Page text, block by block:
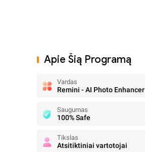
Apie Šią Programą
Vardas
Remini - AI Photo Enhancer
Saugumas
100% Safe
Tikslas
Atsitiktiniai vartotojai